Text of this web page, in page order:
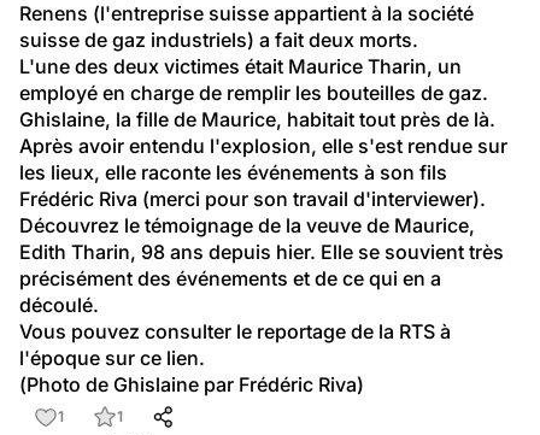
Renens (l'entreprise suisse appartient à la société
suisse de gaz industriels) a fait deux morts.
L'une des deux victimes était Maurice Tharin, un
employé en charge de remplir les bouteilles de gaz.
Ghislaine, la fille de Maurice, habitait tout près de là.
Après avoir entendu l'explosion, elle s'est rendue sur
les lieux, elle raconte les événements à son fils
Frédéric Riva (merci pour son travail d'interviewer).
Découvrez le témoignage de la veuve de Maurice,
Edith Tharin, 98 ans depuis hier. Elle se souvient très
précisément des événements et de ce qui en a
découlé.
Vous pouvez consulter le reportage de la RTS à
l'époque sur ce lien.
(Photo de Ghislaine par Frédéric Riva)
1
1